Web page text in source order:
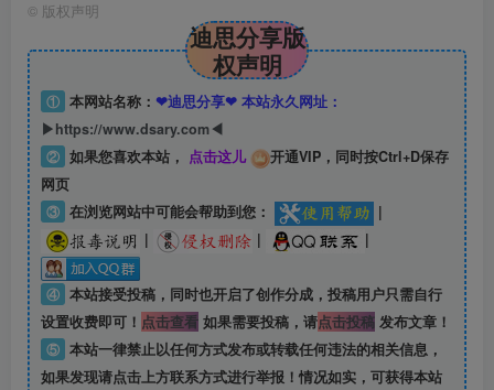
© 版权声明
迪思分享版
权声明
① 本网站名称： ❤迪思分享❤ 本站永久网址：
▶https://www.dsary.com◀
② 如果您喜欢本站， 点击这儿
开通VIP，同时按Ctrl+D保存
网页
③ 在浏览网站中可能会帮助到您：
|
|
| |
④ 本站接受投稿，同时也开启了创作分成，投稿用户只需自行
设置收费即可！ 点击查看如果需要投稿，请点击投稿发布文章！
⑤ 本站一律禁止以任何方式发布或转载任何违法的相关信息，
如果发现请点击上方联系方式进行举报！情况如实，可获得本站